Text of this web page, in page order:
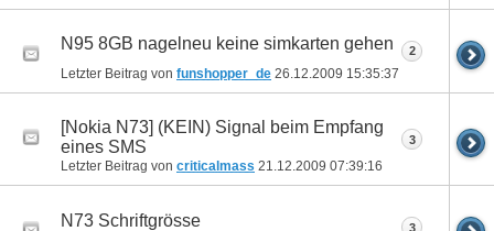
N95 8GB nagelneu keine simkarten gehen
Letzter Beitrag von funshopper_de 26.12.2009 15:35:37
2
[Nokia N73] (KEIN) Signal beim Empfang
eines SMS
Letzter Beitrag von criticalmass 21.12.2009 07:39:16
3
N73 Schriftgrösse 3